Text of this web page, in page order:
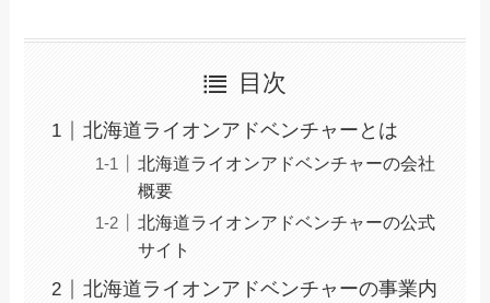
目次
北海道ライオンアドベンチャーとは
北海道ライオンアドベンチャーの会社
概要
北海道ライオンアドベンチャーの公式
サイト
北海道ライオンアドベンチャーの事業内